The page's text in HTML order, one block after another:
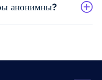
анонимны?